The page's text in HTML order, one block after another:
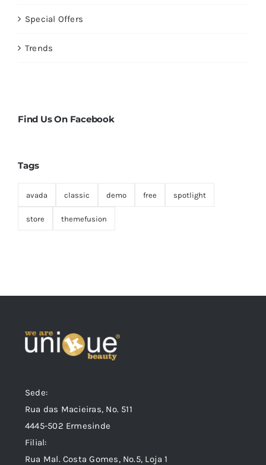
Special Offers
Trends
Find Us On Facebook
Tags
avada classic demo free spotlight
store themefusion
Sede:
Rua das Macieiras, Nº. 511
4445-502 Ermesinde
Filial:
Rua Mal. Costa Gomes, Nº.5, Loja 1